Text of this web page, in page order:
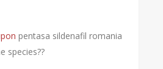
pentasa sildenafil romania
species??